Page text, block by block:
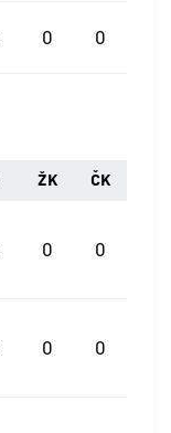
0 0
ŽK ČK
0 0
0 0